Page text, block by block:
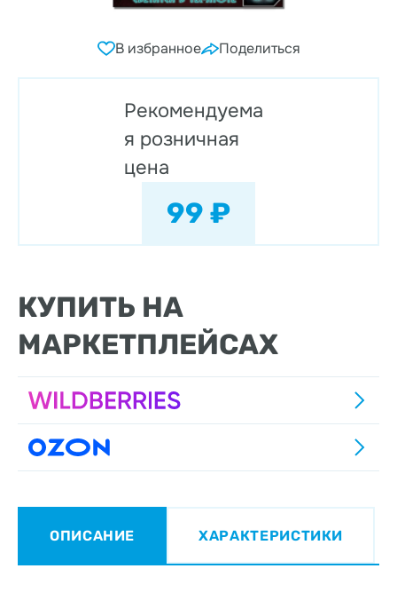
В избранное Поделиться
Рекомендуема
я розничная
цена
99 ₽
КУПИТЬ НА
МАРКЕТПЛЕЙСАХ
ОПИСАНИЕ ХАРАКТЕРИСТИКИ